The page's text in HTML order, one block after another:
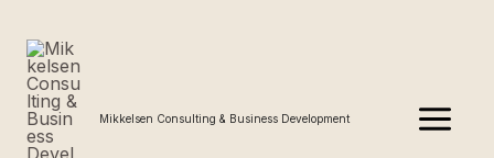
indholdet
Mikkelsen Consulting & Business Development